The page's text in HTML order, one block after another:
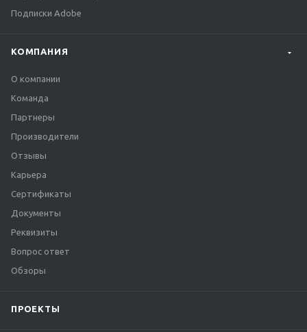
Подписки Adobe
КОМПАНИЯ
О компании
Команда
Партнеры
Производители
Отзывы
Карьера
Сертификаты
Документы
Реквизиты
Вопрос ответ
Обзоры
ПРОЕКТЫ